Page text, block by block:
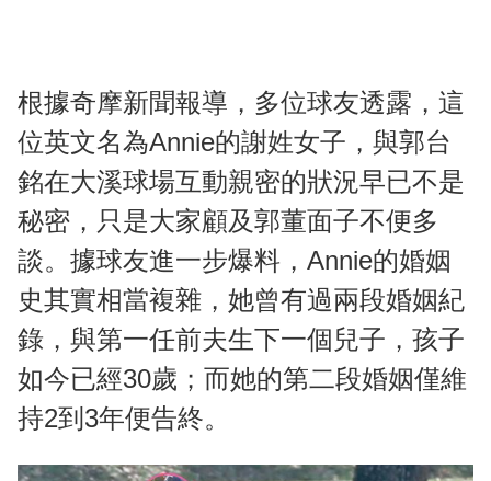
根據奇摩新聞報導，多位球友透露，這
位英文名為Annie的謝姓女子，與郭台
銘在大溪球場互動親密的狀況早已不是
秘密，只是大家顧及郭董面子不便多
談。據球友進一步爆料，Annie的婚姻
史其實相當複雜，她曾有過兩段婚姻紀
錄，與第一任前夫生下一個兒子，孩子
如今已經30歲；而她的第二段婚姻僅維
持2到3年便告終。